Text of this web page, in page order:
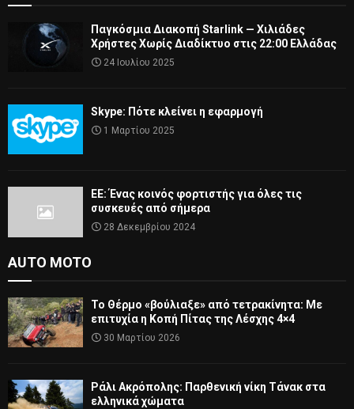
Παγκόσμια Διακοπή Starlink — Χιλιάδες
Χρήστες Χωρίς Διαδίκτυο στις 22:00 Ελλάδας
24 Ιουλίου 2025
Skype: Πότε κλείνει η εφαρμογή
1 Μαρτίου 2025
ΕΕ: Ένας κοινός φορτιστής για όλες τις
συσκευές από σήμερα
28 Δεκεμβρίου 2024
AUTO MOTO
Το Θέρμο «βούλιαξε» από τετρακίνητα: Με
επιτυχία η Κοπή Πίτας της Λέσχης 4×4
30 Μαρτίου 2026
Ράλι Ακρόπολης: Παρθενική νίκη Τάνακ στα
ελληνικά χώματα